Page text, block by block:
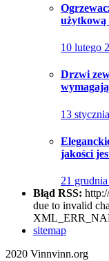
użytkową
10 lutego
Drzwi
13
jakości
21
Błąd RSS:
due to invalid
sitemap
2020 Vinnvinn.org